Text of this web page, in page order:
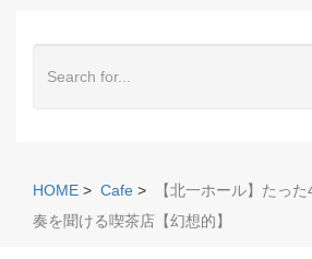
HOME > Cafe >
【北一ホール】たっ
奏を聞ける喫茶店【幻想的】